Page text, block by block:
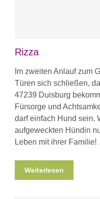
Rizza
Im zweiten Anlauf zum
Türen sich schließen,
47239 Duisburg
Fürsorge und
darf einfach Hund sein.
aufgeweckten Hündin
Leben mit ihrer Familie!
Weiterlesen